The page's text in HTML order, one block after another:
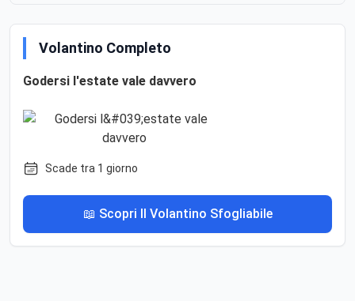
Volantino Completo
Godersi l'estate vale davvero
Scade tra 1 giorno
📖 Scopri Il Volantino Sfogliabile